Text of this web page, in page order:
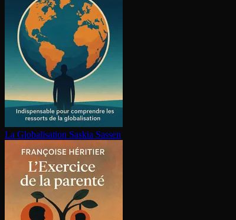
La Glo­ba­li­sa­tion Saskia Sassen